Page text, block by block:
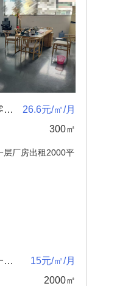
龙华元芬地铁站零距离电商产业园新出300㎡厂房1+1格局出租
26.6元/㎡/月
300㎡
东莞市谢岗镇单一层厂房出租2000平
15元/㎡/月
2000㎡